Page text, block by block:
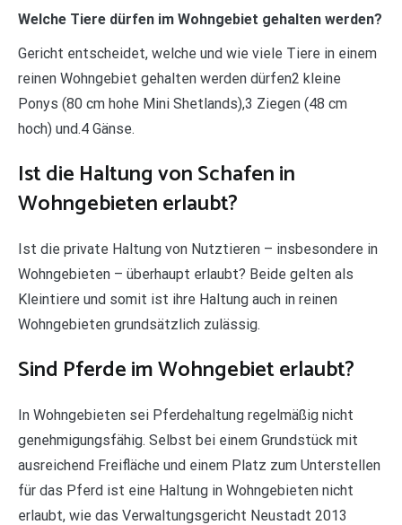
Welche Tiere dürfen im Wohngebiet gehalten werden?
Gericht entscheidet, welche und wie viele Tiere in einem
reinen Wohngebiet gehalten werden dürfen2 kleine
Ponys (80 cm hohe Mini Shetlands),3 Ziegen (48 cm
hoch) und.4 Gänse.
Ist die Haltung von Schafen in
Wohngebieten erlaubt?
Ist die private Haltung von Nutztieren – insbesondere in
Wohngebieten – überhaupt erlaubt? Beide gelten als
Kleintiere und somit ist ihre Haltung auch in reinen
Wohngebieten grundsätzlich zulässig.
Sind Pferde im Wohngebiet erlaubt?
In Wohngebieten sei Pferdehaltung regelmäßig nicht
genehmigungsfähig. Selbst bei einem Grundstück mit
ausreichend Freifläche und einem Platz zum Unterstellen
für das Pferd ist eine Haltung in Wohngebieten nicht
erlaubt, wie das Verwaltungsgericht Neustadt 2013